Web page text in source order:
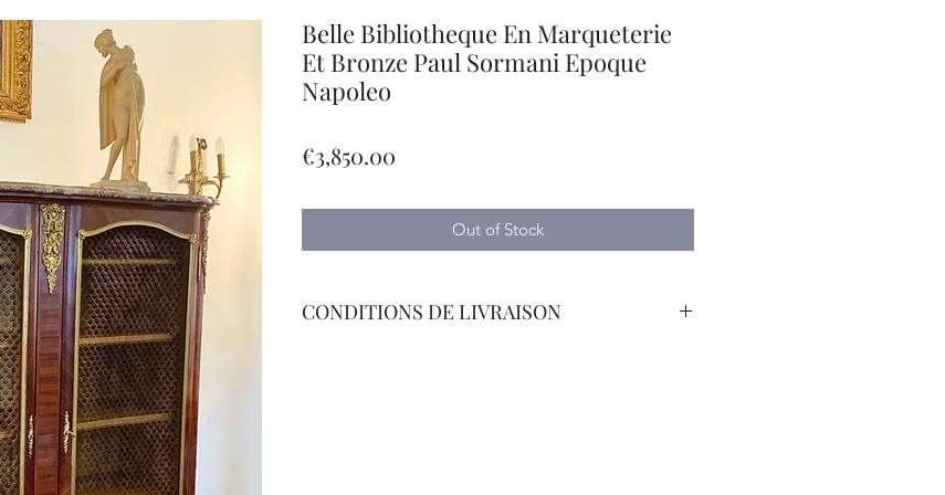
Belle Bibliotheque En Marqueterie
Et Bronze Paul Sormani Epoque
Napoleo
€3,850.00
Out of Stock
CONDITIONS DE LIVRAISON